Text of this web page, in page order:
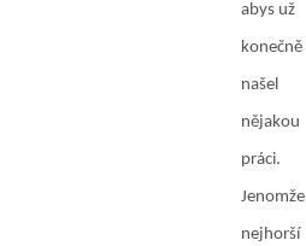
abys už
konečně
našel
nějakou
práci.
Jenomže
nejhorší